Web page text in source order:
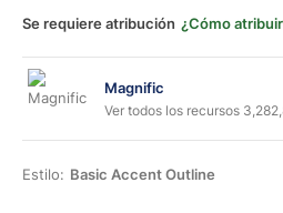
Se requiere atribución ¿Cómo
Magnific
Ver todos los recursos
Estilo: Basic Accent Outline